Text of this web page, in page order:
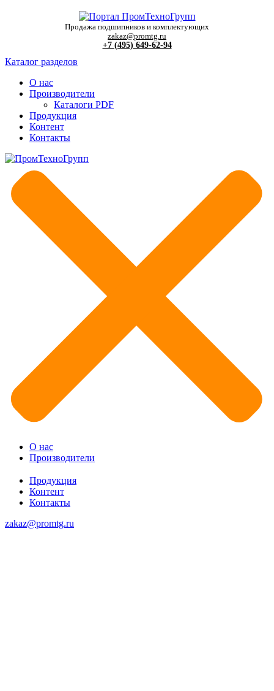
Продажа подшипников и комплектующих
zakaz@promtg.ru
+7 (495) 649-62-94
Каталог разделов
О нас
Производители
Каталоги PDF
Продукция
Контент
Контакты
О нас
Производители
Продукция
Контент
Контакты
zakaz@promtg.ru